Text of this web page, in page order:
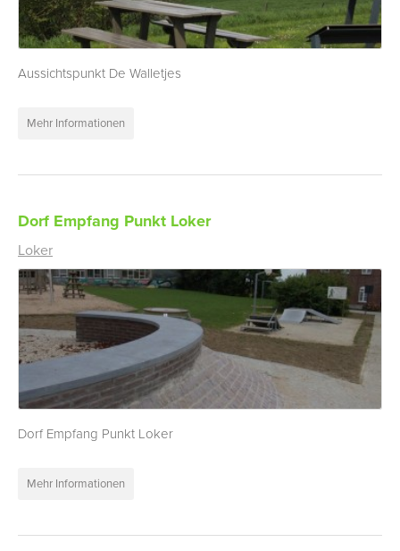
Aussichtspunkt De Walletjes
Mehr Informationen
Dorf Empfang Punkt Loker
Loker
Dorf Empfang Punkt Loker
Mehr Informationen